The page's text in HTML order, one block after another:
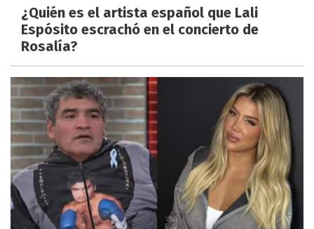
¿Quién es el artista español que Lali
Espósito escrachó en el concierto de
Rosalía?